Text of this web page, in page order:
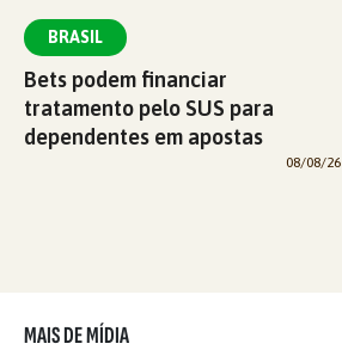
BRASIL
Bets podem financiar
tratamento pelo SUS para
dependentes em apostas
08/08/26
MAIS DE MÍDIA